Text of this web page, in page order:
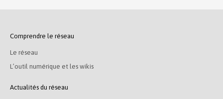
Comprendre le réseau
Le réseau
L’outil numérique et les wikis
Actualités du réseau